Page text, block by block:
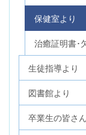
保健室より
治癒証明書･
生徒指導より
図書館より
卒業生の皆さん